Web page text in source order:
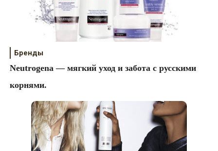
Бренды
Neutrogena — мягкий уход и забота с русскими
корнями.